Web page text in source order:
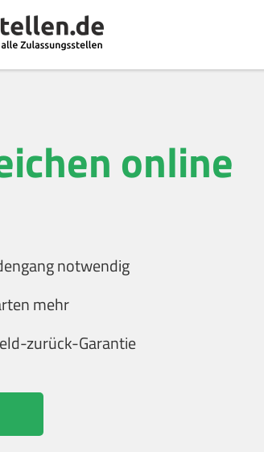
online
notwendig
mehr
zurück-Garantie